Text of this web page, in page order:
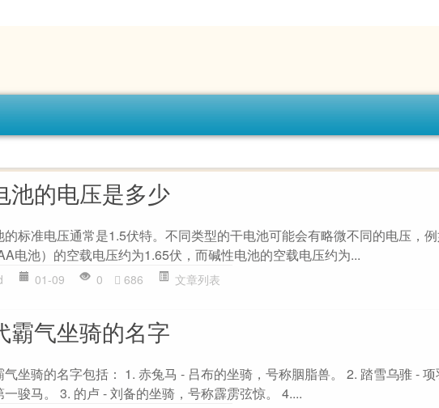
池的电压是多少
的标准电压通常是1.5伏特。不同类型的干电池可能会有略微不同的电压，
电池）的空载电压约为1.65伏，而碱性电池的空载电压约为...
01-09 0 686 文章列表
霸气坐骑的名字
气坐骑的名字包括： 1. 赤兔马 - 吕布的坐骑，号称胭脂兽。 2. 踏雪乌骓 -
一骏马。 3. 的卢 - 刘备的坐骑，号称霹雳弦惊。 4....